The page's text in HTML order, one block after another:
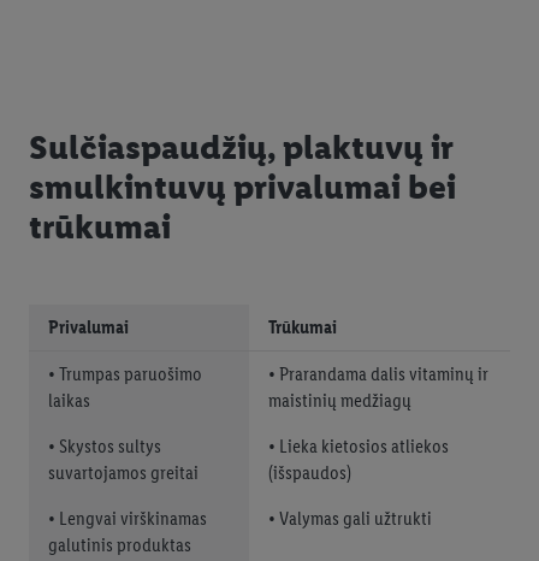
Sulčiaspaudžių, plaktuvų ir
smulkintuvų privalumai bei
trūkumai
Privalumai Trūkumai
• Trumpas paruošimo
laikas
• Skystos sultys
suvartojamos greitai
• Lengvai virškinamas
galutinis produktas
• Prarandama dalis vitaminų ir
maistinių medžiagų
• Lieka kietosios atliekos
(išspaudos)
• Valymas gali užtrukti